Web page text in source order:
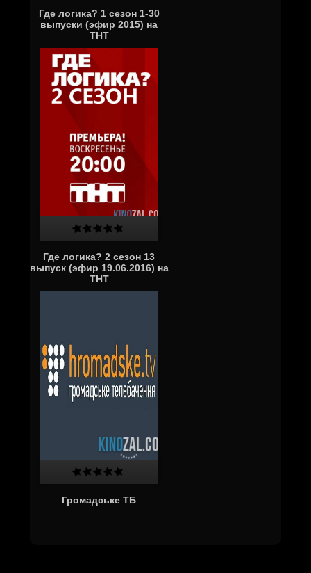
Где логика? 1 сезон 1-30
выпуски (эфир 2015) на
ТНТ
Где логика? 2 сезон 13
выпуск (эфир 19.06.2016) на
ТНТ
Громадське ТБ